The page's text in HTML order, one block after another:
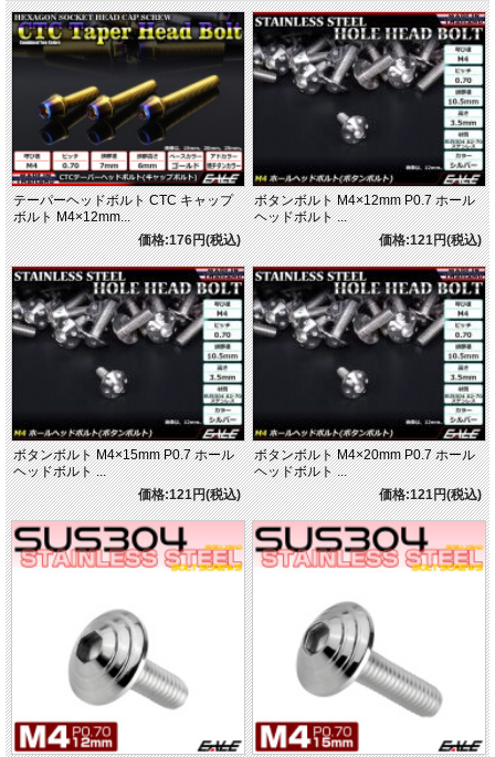
テーパーヘッドボルト CTC キャップ
ボルト M4×12mm...
価格:176円(税込)
ボタンボルト M4×12mm P0.7 ホール
ヘッドボルト ...
価格:121円(税込)
ボタンボルト M4×15mm P0.7 ホール
ヘッドボルト ...
価格:121円(税込)
ボタンボルト M4×20mm P0.7 ホール
ヘッドボルト ...
価格:121円(税込)